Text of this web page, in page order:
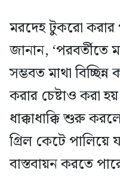
মরদেহ টুকরো করার
জানান,
সম্ভবত মাথা
করার চেষ্টাও করা
ধাক্কাধাক্কি শুরু
গ্রিল কেটে পালিয়ে
বাস্তবায়ন করতে